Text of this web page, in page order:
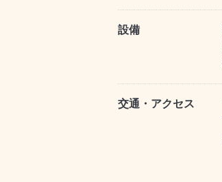
設備
交通・アクセス